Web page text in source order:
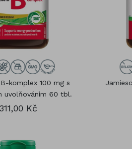
komplex 100 mg s
uvolňováním 60 tbl.
311,00 Kč